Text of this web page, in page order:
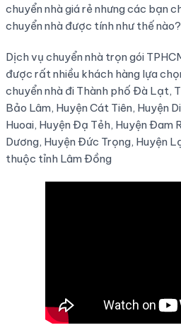
chuyển nhà giá rẻ nhưng các bạn
chuyển nhà được tính như thế nào?
Dịch vụ chuyển nhà trọn gói
được rất nhiều khách hàng lựa
chuyển nhà đi Thành phố Đà Lạt,
Bảo Lâm, Huyện Cát Tiên, Huyện
Huoai, Huyện Đạ Tẻh, Huyện Đam
Dương, Huyện Đức Trọng, Huyện
thuộc tỉnh Lâm Đồng